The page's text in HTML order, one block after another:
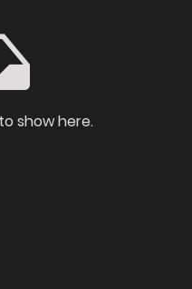
show here.